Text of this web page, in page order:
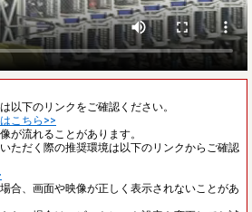
以下のリンクをご確認ください。
こちら>>
が流れることがあります。
ただく際の推奨環境は以下のリンクからご確認
合、画面や映像が正しく表示されないことがあ